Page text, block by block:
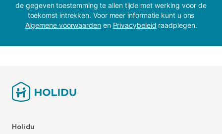
de gegeven toestemming te allen tijde met werking voor de
toekomst intrekken. Voor meer informatie kunt u ons
Algemene voorwaardenen Privacybeleid raadplegen.
Holidu